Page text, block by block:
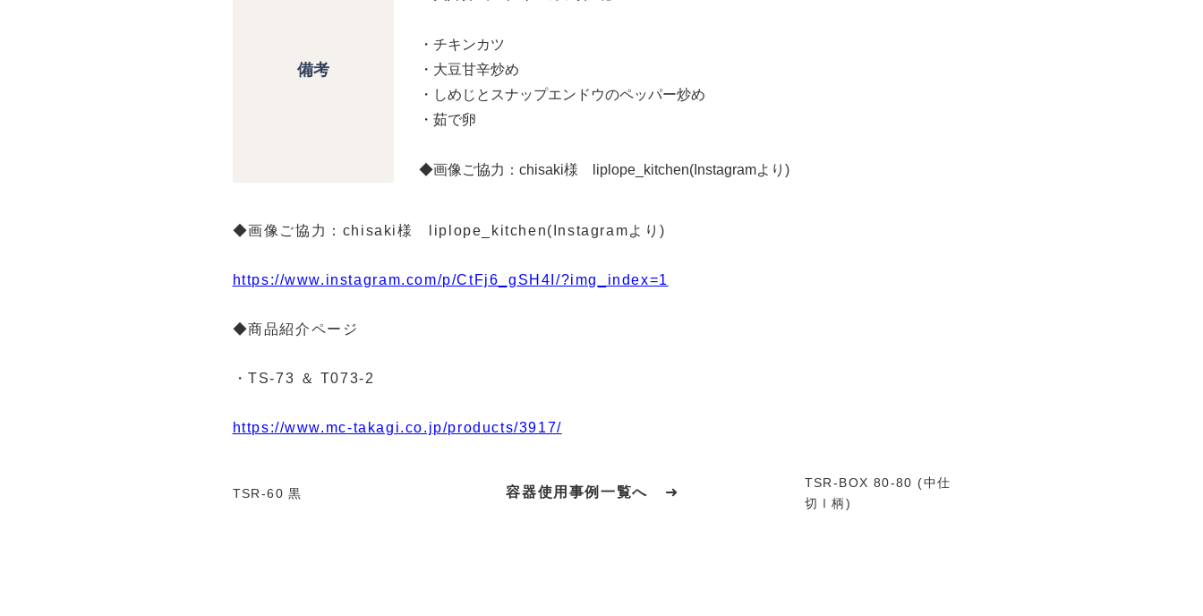
備考
・チキンカツ
・大豆甘辛炒め
・しめじとスナップエンドウのペッパー炒め
・茹で卵
◆画像ご協力：chisaki様 liplope_kitchen(Instagramより)
◆画像ご協力：chisaki様 liplope_kitchen(Instagramより)
https://www.instagram.com/p/CtFj6_gSH4I/?img_index=1
◆商品紹介ページ
・TS-73 ＆ T073-2
https://www.mc-takagi.co.jp/products/3917/
TSR-60 黒 容器使用事例一覧へ
TSR-BOX 80-80 (中仕
切Ⅰ柄)